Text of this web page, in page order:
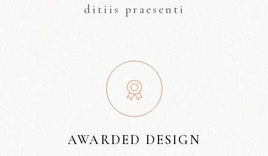
ditiis praesenti
AWARDED DESIGN